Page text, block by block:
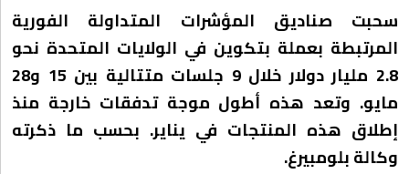
سحبت صناديق المؤشرات المتداولة الفورية
المرتبطة بعملة بتكوين في الولايات المتحدة نحو
2.8 مليار دولار خلال 9 جلسات متتالية بين 15 و28
مايو. وتعد هذه أطول موجة تدفقات خارجة منذ
إطلاق هذه المنتجات في يناير. بحسب ما ذكرته
وكالة بلومبيرغ.